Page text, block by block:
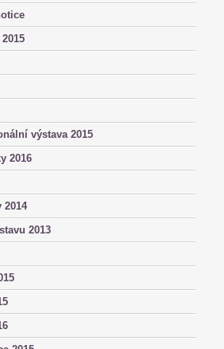
výstava 2015
2016
2014
2013